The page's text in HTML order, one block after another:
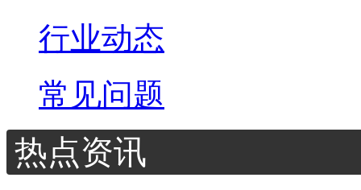
行业动态
常见问题
热点资讯